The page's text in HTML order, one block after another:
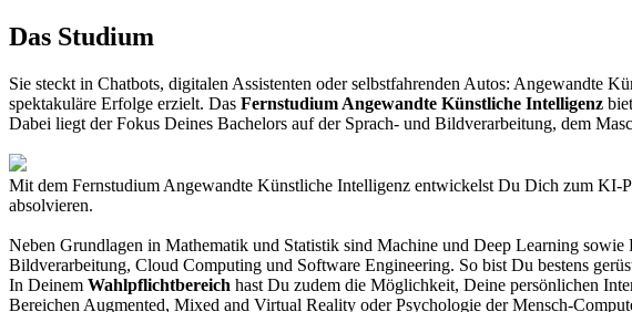
Das Studium
Sie steckt in Chatbots, digitalen Assistenten oder selbstfahrenden Autos: Angewandte
spektakuläre Erfolge erzielt. Das Fernstudium Angewandte Künstliche Intelligenz
Dabei liegt der Fokus Deines Bachelors auf der Sprach- und Bildverarbeitung, dem
Mit dem Fernstudium Angewandte Künstliche Intelligenz entwickelst Du Dich zum KI-
absolvieren.
Neben Grundlagen in Mathematik und Statistik sind Machine und Deep Learning
Bildverarbeitung, Cloud Computing und Software Engineering. So bist Du bestens
In Deinem Wahlpflichtbereich hast Du zudem die Möglichkeit, Deine persönlichen
Bereichen Augmented, Mixed and Virtual Reality oder Psychologie der Mensch-